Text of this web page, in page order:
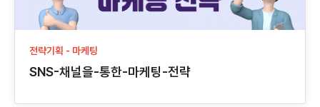
전략기획 - 마케팅
SNS-채널을-통한-마케팅-전략